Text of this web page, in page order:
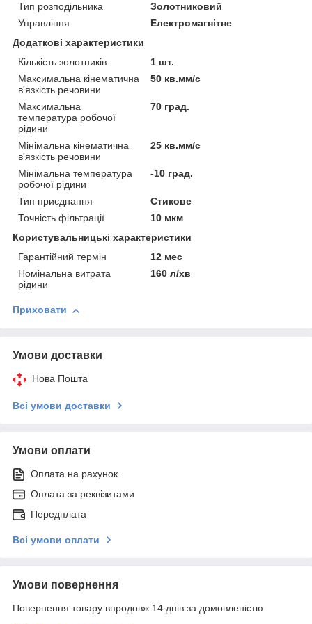
Тип розподільника
Золотниковий
Управління
Електромагнітне
Додаткові характеристики
Кількість золотників
1 шт.
Максимальна кінематична
в'язкість речовини
50 кв.мм/с
Максимальна
температура робочої
рідини
70 град.
Мінімальна кінематична
в'язкість речовини
25 кв.мм/с
Мінімальна температура
робочої рідини
-10 град.
Тип приєднання
Стикове
Точність фільтрації
10 мкм
Користувальницькі характеристики
Гарантійний термін
12 мес
Номінальна витрата
рідини
160 л/хв
Приховати
Умови доставки
Нова Пошта
Всі умови доставки
Умови оплати
Оплата на рахунок
Оплата за реквізитами
Передплата
Всі умови оплати
Умови повернення
Повернення товару впродовж 14 днів за домовленістю